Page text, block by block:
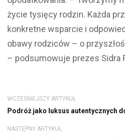
życie tysięcy rodzin. Każda
konkretne wsparcie i
obawy rodziców – o
– podsumowuje prezes Sidra
WCZEŚNIEJSZY ARTYKUŁ
Podróż jako luksus autentycznych
NASTĘPNY ARTYKUŁ